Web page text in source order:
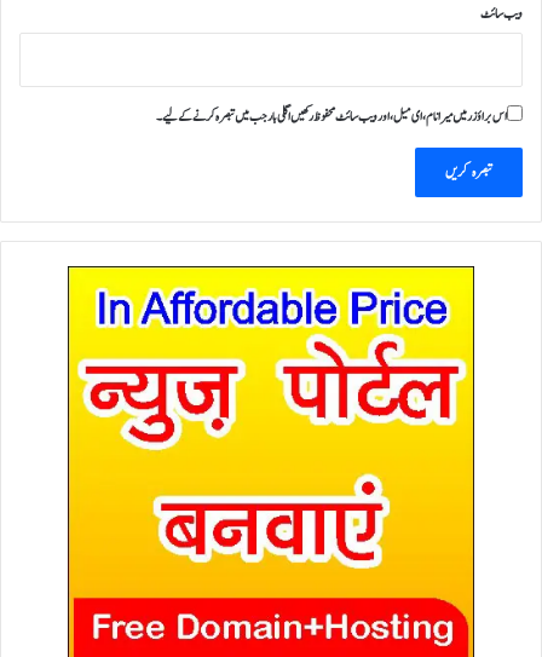
ویب‌ سائٹ
اس براؤزر میں میرا نام، ای میل، اور ویب سائٹ محفوظ رکھیں اگلی بار جب میں تبصرہ کرنے کےلیے۔